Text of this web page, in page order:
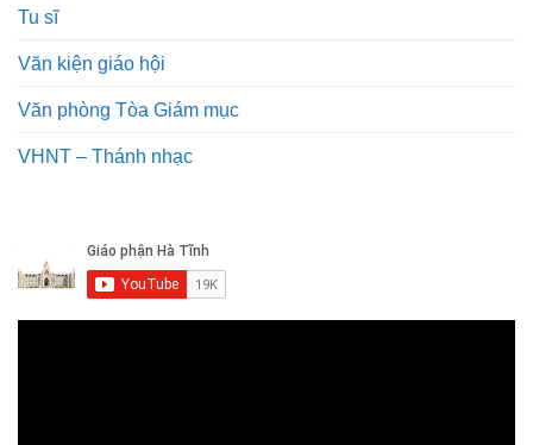
Tu sĩ
Văn kiện giáo hội
Văn phòng Tòa Giám mục
VHNT – Thánh nhạc